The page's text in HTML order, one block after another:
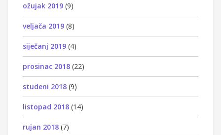
ožujak 2019 (9)
veljača 2019 (8)
siječanj 2019 (4)
prosinac 2018 (22)
studeni 2018 (9)
listopad 2018 (14)
rujan 2018 (7)